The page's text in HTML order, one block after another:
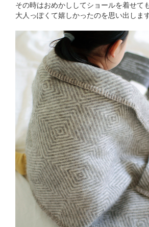
その時はおめかししてショールを着せて
大人っぽくて嬉しかったのを思い出します